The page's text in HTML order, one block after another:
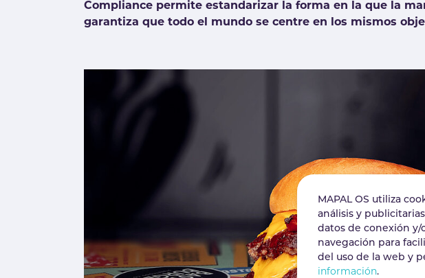
Compliance permite estandarizar la forma en la que la
garantiza que todo el mundo se centre en los mismos
MAPAL OS utiliza
análisis y
datos de conexión y/
navegación para
del uso de la web y
información.